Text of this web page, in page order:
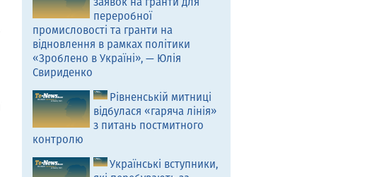
переробної
промисловості та гранти на
відновлення в рамках політики
«Зроблено в Україні», — Юлія
Свириденко
Рівненській митниці
відбулася «гаряча лінія»
з питань постмитного
контролю
Українські вступники,